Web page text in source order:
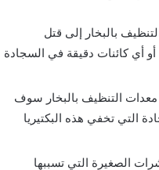
بالبخار إلى قتل
أو أي كائنات دقيقة في السجادة
معدات التنظيف بالبخار سوف
التي تخفي هذه البكتيريا
الصغيرة التي تسببها